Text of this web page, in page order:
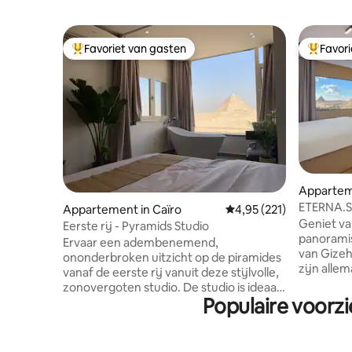
Topfavoriet van gasten
Favoriet van gasten
Appartement in Caïro Gemiddelde
4,95 (221)
Eerste rij - Pyramids Studio
Ervaar een adembenemend,
ononderbroken uitzicht op de piramides
vanaf de eerste rij vanuit deze stijlvolle,
zonovergoten studio. De studio is ideaal
gelegen direct aan de hoofdweg en is
gemakkelijk te bereiken. De studio ligt
Geniet
van
zijn
Geniet
Populaire